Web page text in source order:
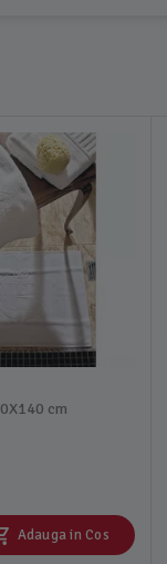
cm
Adauga in Cos